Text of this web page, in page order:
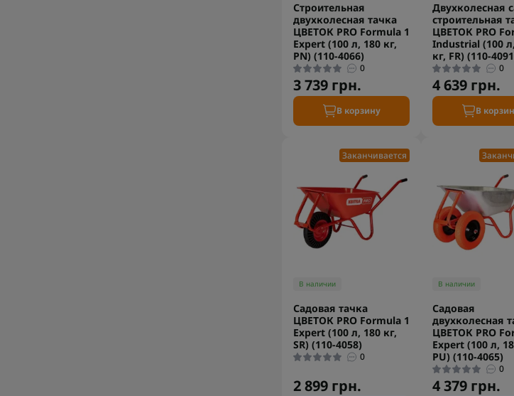
Строительная
двухколесная тачка
ЦВЕТОК PRO Formula 1
Expert (100 л, 180 кг,
PN) (110-4066)
0
3 739 грн.
В корзину
Двухколесная
строительная
ЦВЕТОК PRO
Industrial (100
кг, FR) (110-
0
4 639 грн.
В
Заканчивается
В наличии
Садовая тачка
ЦВЕТОК PRO Formula 1
Expert (100 л, 180 кг,
SR) (110-4058)
0
2 899 грн.
В наличии
Садовая
двухколесная
ЦВЕТОК PRO
Expert (100 л,
PU) (110-4065)
0
4 379 грн.